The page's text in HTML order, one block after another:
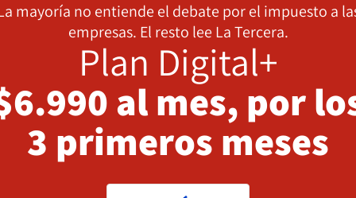
mayoría no entiende el debate por el impuesto a
empresas. El resto lee La Tercera.
Plan Digital+
al mes, por
3 primeros meses